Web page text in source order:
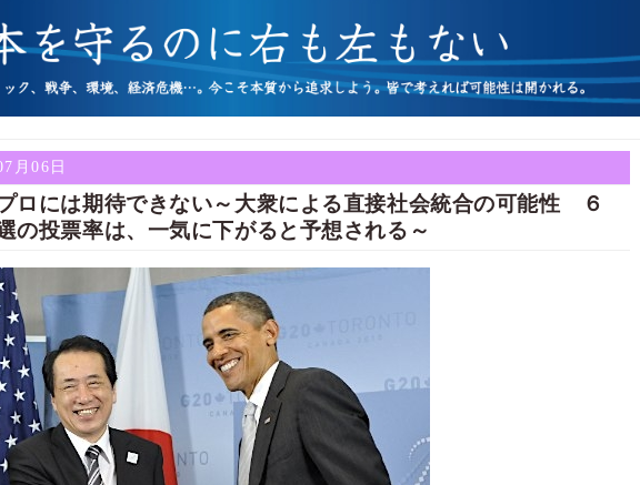
月06日
ロには期待できない～大衆による直接社会統合の可能性 ６
の投票率は、一気に下がると予想される～